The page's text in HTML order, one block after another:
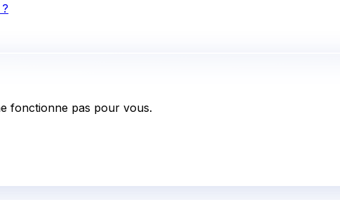
fonctionne pas pour vous.